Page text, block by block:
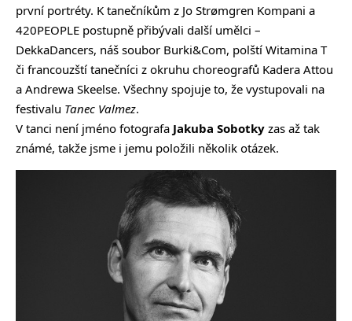
první portréty. K tanečníkům z Jo Strømgren Kompani a
420PEOPLE postupně přibývali další umělci –
DekkaDancers, náš soubor Burki&Com, polští Witamina T
či francouzští tanečníci z okruhu choreografů Kadera Attou
a Andrewa Skeelse. Všechny spojuje to, že vystupovali na
festivalu Tanec Valmez.
V tanci není jméno fotografa Jakuba Sobotky zas až tak
známé, takže jsme i jemu položili několik otázek.